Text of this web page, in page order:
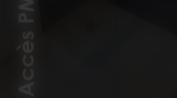
Accès PMR